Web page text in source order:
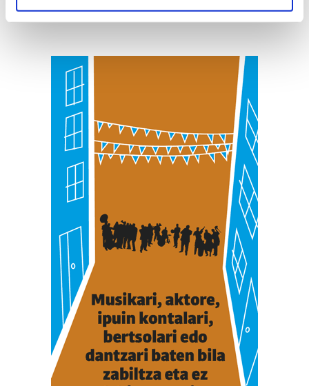
specific characteristics (fingerprinting)
Guk eta gure bazkideek zure datu pertsonalak
prozesatzen ditugu, zure IP zenbakia, besteak beste,
teknologia erabiliz, cookieak adibidez, iragarki eta eduki
pertsonalizatuak eskaintzeko, iragarkiak eta edukia
neurtzeko, jendeari buruzko informazioa biltzeko eta
produktuak garatzeko. Zure datuak nork eta zertarako
erabiltzen dituen hauta dezakezu.
Bazkide batzuek ez dizute baimenik eskatzen, eta beren
interes komertzial legitimoetan babesten dira. Ikusi gure
bazkideen zerrenda, beren ustez zein helburutarako
duten interes legitimoa eta horren aurka nola egin
dezakezun ikusteko.
Lortu zure datu pertsonalak prozesatzeko moduari
buruzko informazio gehiago eta ezarri zure lehentasunak
datuen atalean. Edozein unetan alda edo ken dezakezu
zure baimena Cookieen adierazpenean.